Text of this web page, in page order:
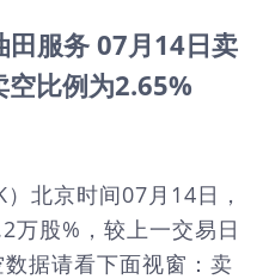
服务 07月14日卖
比例为2.65%
北京时间07月14日，
万股%，较上一交易日
据请看下面视窗：卖